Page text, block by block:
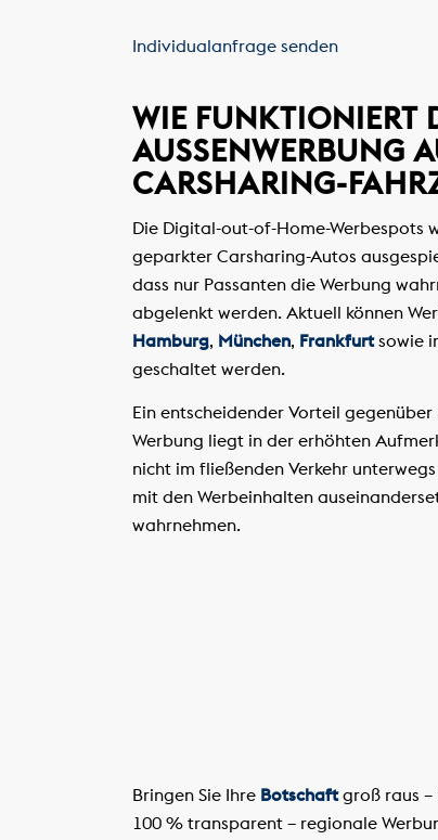
Individualanfrage senden
WIE FUNKTIONIERT
AUSSENWERBUNG
ARSHARING-
Die Digital-out-of-Home-Werbespots
geparkter Carsharing-Autos
dass nur Passanten die Werbung
abgelenkt werden. Aktuell können
Hamburg, München, Frankfurtsowie
geschaltet werden.
Ein entscheidender Vorteil
Werbung liegt in der erhöhten
nicht im fließenden Verkehr
mit den Werbeinhalten
wahrnehmen.
Bringen Sie Ihre Botschaftgroß raus –
100 % transparent – regionale